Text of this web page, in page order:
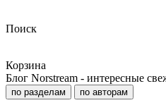
Поиск
Корзина
Блог Norstream - интересные
по разделам по авторам